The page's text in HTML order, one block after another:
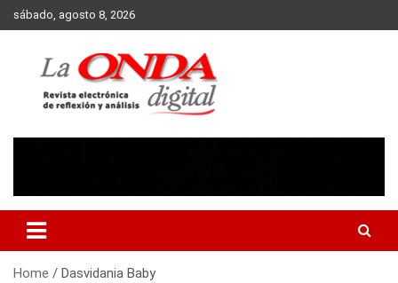
Skip
to
sábado, agosto 8, 2026
Home Dasvidania Baby